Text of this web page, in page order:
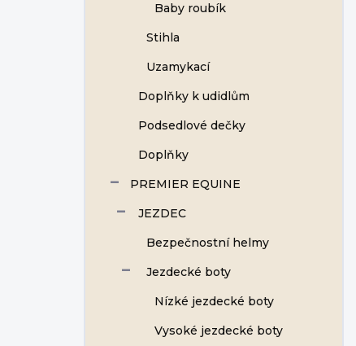
Baby roubík
Stihla
Uzamykací
Doplňky k udidlům
Podsedlové dečky
Doplňky
PREMIER EQUINE
JEZDEC
Bezpečnostní helmy
Jezdecké boty
Nízké jezdecké boty
Vysoké jezdecké boty